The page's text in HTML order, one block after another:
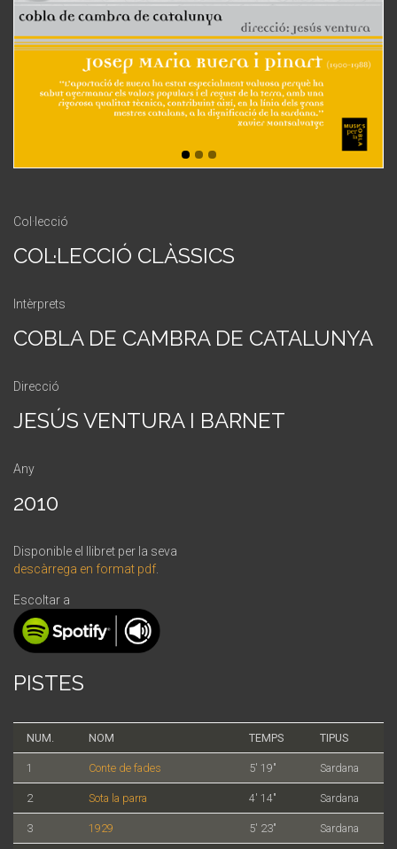
Col·lecció
COL·LECCIÓ CLÀSSICS
Intèrprets
COBLA DE CAMBRA DE CATALUNYA
Direcció
JESÚS VENTURA I BARNET
Any
2010
Disponible el llibret per la seva
descàrrega en format pdf
Escoltar a
PISTES
NUM. NOM TEMPS TIPUS
1 Conte de fades 5' 19" Sardana
2 Sota la parra 4' 14" Sardana
3 1929 5' 23" Sardana